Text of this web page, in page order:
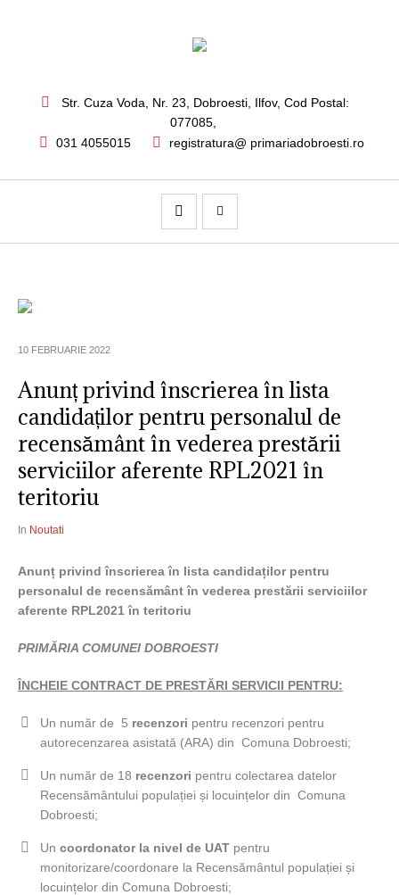
Str. Cuza Voda, Nr. 23 Dobroesti, Ilfov, Cod Postal:
077085,
031 4055015
registratura@ primariadobroesti.ro
10 FEBRUARIE 2022
Anunț privind înscrierea în lista
candidaților pentru personalul de
recensământ în vederea prestării
serviciilor aferente RPL2021 în
teritoriu
In Noutati
Anunț privind înscrierea în lista candidaților pentru
personalul de recensământ în vederea prestării serviciilor
aferente RPL2021 în teritoriu
PRIMĂRIA COMUNEI DOBROESTI
ÎNCHEIE CONTRACT DE PRESTĂRI SERVICII PENTRU:
Un număr de 5 recenzori pentru recenzori pentru
autorecenzarea asistată (ARA) din Comuna Dobroesti;
Un număr de 18 recenzori pentru colectarea datelor
Recensământului populației și locuințelor din Comuna
Dobroesti;
Un coordonator la nivel de UAT pentru
monitorizare/coordonare la Recensământul populației și
locuințelor din Comuna Dobroesti;